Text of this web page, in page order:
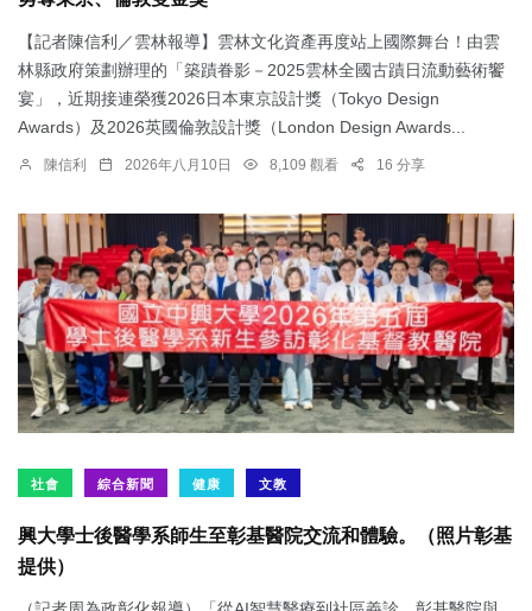
【記者陳信利／雲林報導】雲林文化資產再度站上國際舞台！由雲
林縣政府策劃辦理的「築蹟眷影－2025雲林全國古蹟日流動藝術饗
宴」，近期接連榮獲2026日本東京設計獎（Tokyo Design
Awards）及2026英國倫敦設計獎（London Design Awards...
陳信利 2026年八月10日 8,109 觀看 16 分享
社會 綜合新聞 健康 文教
興大學士後醫學系師生至彰基醫院交流和體驗。（照片彰基
提供）